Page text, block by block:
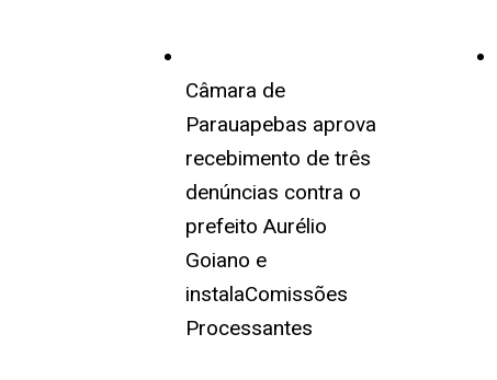
Câmara de
Parauapebas aprova
recebimento de três
denúncias contra o
prefeito Aurélio
Goiano e
instalaComissões
Processantes